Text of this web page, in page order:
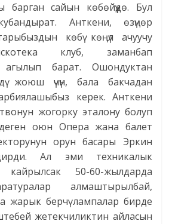
сайын көбөйүүдө. Бул
Анткени, өзүңөр
көбү көңүл ачуучу
клуб, заманбап
агылып барат. Ошондуктан
жоюш үчүн, бала бакчадан
керек. Анткени
жогорку эталону болуп
деген оюн Опера жана балет
орун басары Эркин
Ал эми техникалык
кайрылсак 50-60-жылдарда
алмаштырылбай,
жарык берчү лампалар бирде
жетекчиликтин айласын